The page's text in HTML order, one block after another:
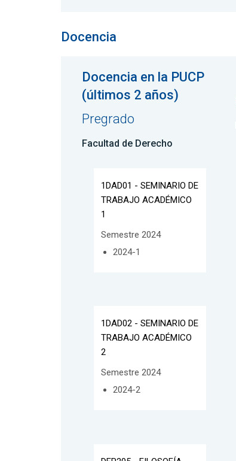
Docencia
Docencia en la PUCP
(últimos 2 años)
Pregrado
Facultad de Derecho
1DAD01 - SEMINARIO DE
TRABAJO ACADÉMICO
1
Semestre 2024
2024-1
1DAD02 - SEMINARIO DE
TRABAJO ACADÉMICO
2
Semestre 2024
2024-2